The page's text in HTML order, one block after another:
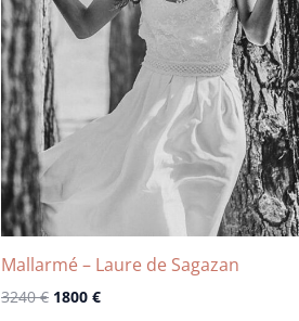
Mallarmé – Laure de Sagazan
3240€ 1800 €